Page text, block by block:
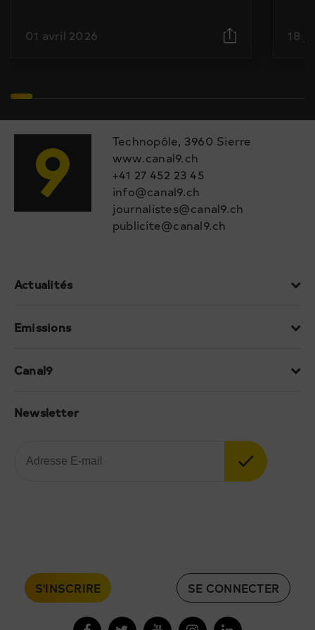
01 avril 2026 18
Technopôle, 3960 Sierre
www.canal9.ch
+41 27 452 23 45
info@canal9.ch
journalistes@canal9.ch
publicite@canal9.ch
Actualités
Emissions
Canal9
Newsletter
S'INSCRIRE SE CONNECTER